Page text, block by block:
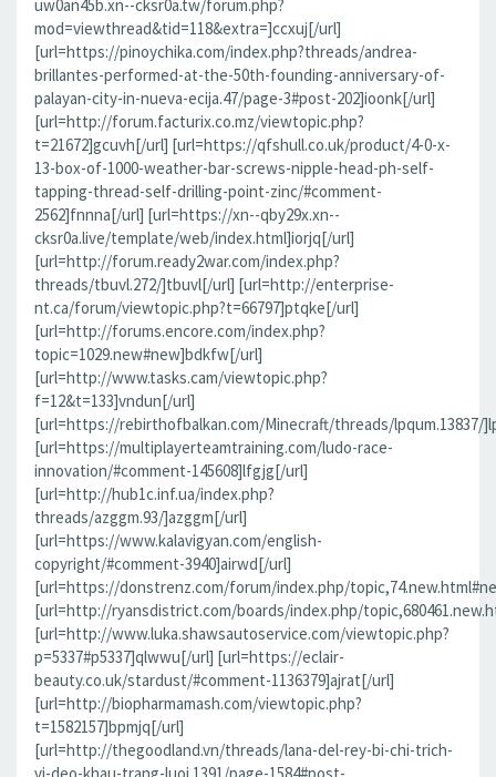
uw0an45b.xn--cksr0a.tw/forum.php?
mod=viewthread&tid=118&extra=]ccxuj[/url]
[url=https://pinoychika.com/index.php?threads/andrea-
brillantes-performed-at-the-50th-founding-anniversary-of-
palayan-city-in-nueva-ecija.47/page-3#post-202]ioonk[/url]
[url=http://forum.facturix.co.mz/viewtopic.php?
t=21672]gcuvh[/url] [url=https://qfshull.co.uk/product/4-0-x-
13-box-of-1000-weather-bar-screws-nipple-head-ph-self-
tapping-thread-self-drilling-point-zinc/#comment-
2562]fnnna[/url] [url=https://xn--qby29x.xn--
cksr0a.live/template/web/index.html]iorjq[/url]
[url=http://forum.ready2war.com/index.php?
threads/tbuvl.272/]tbuvl[/url] [url=http://enterprise-
nt.ca/forum/viewtopic.php?t=66797]ptqke[/url]
[url=http://forums.encore.com/index.php?
topic=1029.new#new]bdkfw[/url]
[url=http://www.tasks.cam/viewtopic.php?
f=12&t=133]vndun[/url]
[url=https://rebirthofbalkan.com/Minecraft/threads/lpqum.13837/
[url=https://multiplayerteamtraining.com/ludo-race-
innovation/#comment-145608]lfgjg[/url]
[url=http://hub1c.inf.ua/index.php?
threads/azggm.93/]azggm[/url]
[url=https://www.kalavigyan.com/english-
copyright/#comment-3940]airwd[/url]
[url=https://donstrenz.com/forum/index.php/
[url=http://ryansdistrict.com/boards/index.php/
[url=http://www.luka.shawsautoservice.com/viewtopic.php?
p=5337#p5337]qlwwu[/url] [url=https://eclair-
beauty.co.uk/stardust/#comment-1136379]ajrat[/url]
[url=http://biopharmamash.com/viewtopic.php?
t=1582157]bpmjq[/url]
[url=http://thegoodland.vn/threads/lana-del-rey-bi-chi-trich-